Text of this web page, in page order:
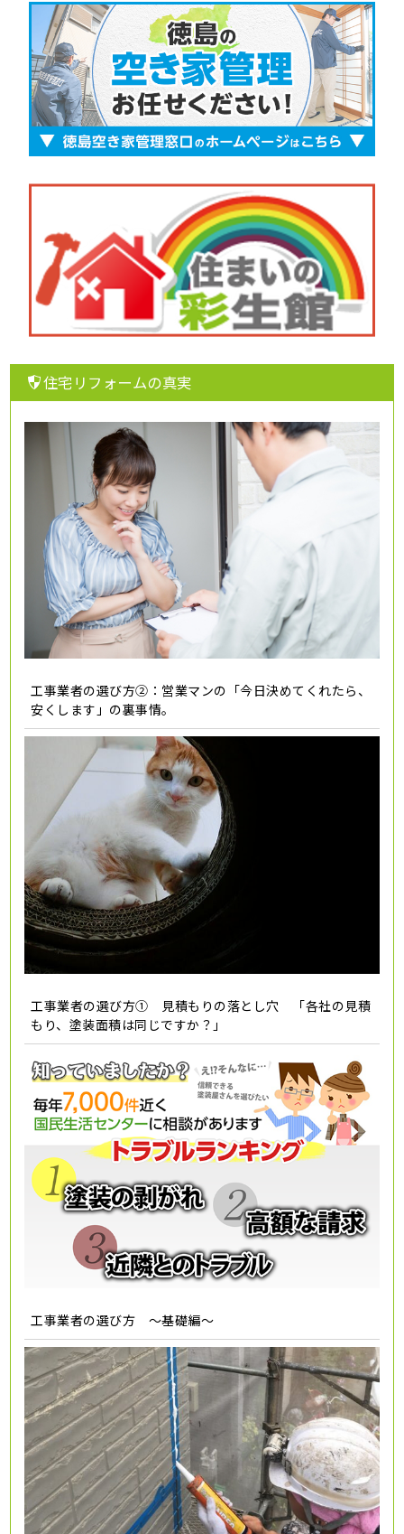
住宅リフォームの真実
工事業者の選び方②：営業マンの「今日決めてくれたら、
安くします」の裏事情。
工事業者の選び方① 見積もりの落とし穴 「各社の見積
もり、塗装面積は同じですか？」
工事業者の選び方 ～基礎編～